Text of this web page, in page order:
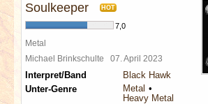
Soulkeeper HOT
7,0
Metal
Michael Brinkschulte 07. April 2023
Interpret/Band
Black Hawk
Unter-Genre
Metal
Heavy Metal